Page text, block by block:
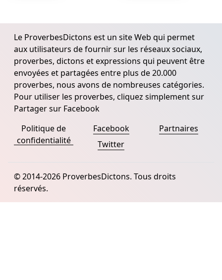
Le ProverbesDictons est un site Web qui permet
aux utilisateurs de fournir sur les réseaux sociaux,
proverbes, dictons et expressions qui peuvent être
envoyées et partagées entre plus de 20.000
proverbes, nous avons de nombreuses catégories.
Pour utiliser les proverbes, cliquez simplement sur
Partager sur Facebook
Politique de
confidentialité
Facebook
Twitter
Partnaires
© 2014-2026 ProverbesDictons. Tous droits
réservés.